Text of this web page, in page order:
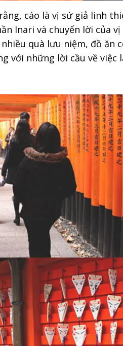
cáo là vị sứ giả linh
Inari và chuyển lời của
quà lưu niệm, đồ ăn
với những lời cầu về